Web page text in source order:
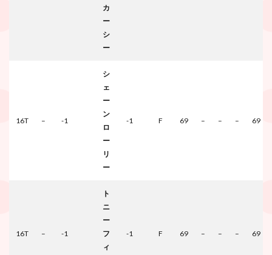
カ
ー
シ
ー
16T – -1
シ
ェ
ー
ン
ロ
ー
リ
ー
-1 F 69 – – – 69
16T – -1
ト
ニ
ー
フ
ィ
-1 F 69 – – – 69